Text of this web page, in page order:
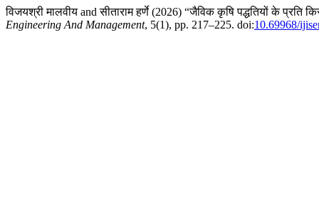
विजयश्री मालवीय and सीताराम हर्णे (2026) “जैविक कृषि पद्धतियों के प्रति
Engineering And Management, 5(1), pp. 217–225. doi:10.69968/